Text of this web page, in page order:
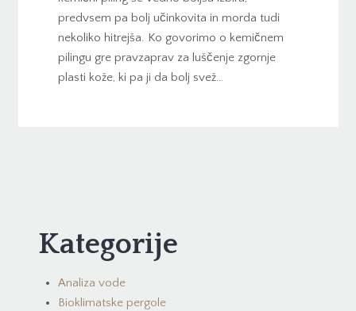
predvsem pa bolj učinkovita in morda tudi
nekoliko hitrejša. Ko govorimo o kemičnem
pilingu gre pravzaprav za luščenje zgornje
plasti kože, ki pa ji da bolj svež…
Kategorije
Analiza vode
Bioklimatske pergole